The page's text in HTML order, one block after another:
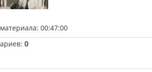
: 00:47:00
: 0